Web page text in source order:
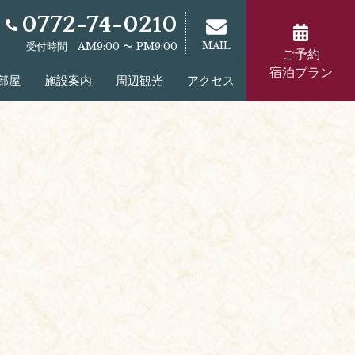
0772-74-0210
受付時間 AM9:00 〜 PM9:00 MAIL
屋 施設案内 周辺観光 アクセス
ご予約
宿泊プラン